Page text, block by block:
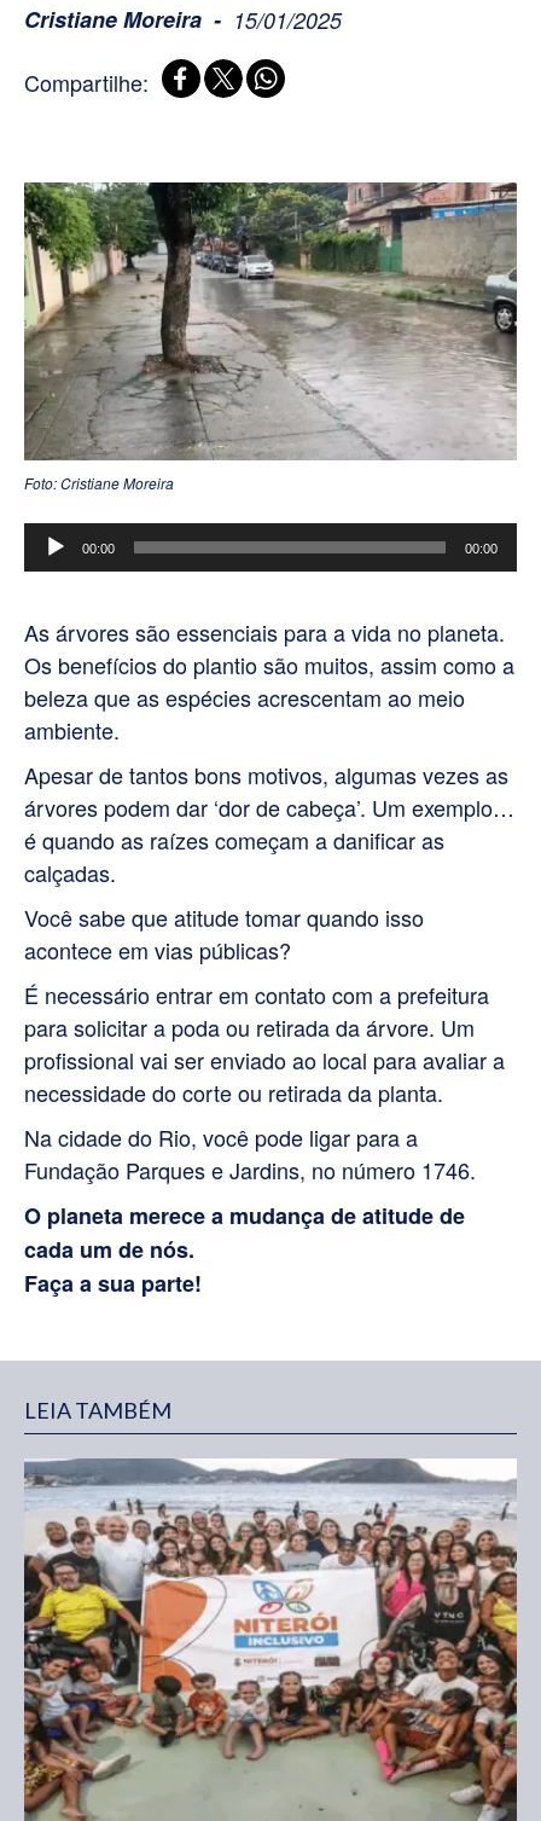
Cristiane Moreira 15/01/2025
Compartilhe:
Foto: Cristiane Moreira
Tocador
de
00:00 00:00
As árvores são essenciais para a vida no planeta.
Os benefícios do plantio são muitos, assim como a
beleza que as espécies acrescentam ao meio
ambiente.
Apesar de tantos bons motivos, algumas vezes as
árvores podem dar ‘dor de cabeça’. Um exemplo…
é quando as raízes começam a danificar as
calçadas.
Você sabe que atitude tomar quando isso
acontece em vias públicas?
É necessário entrar em contato com a prefeitura
para solicitar a poda ou retirada da árvore. Um
profissional vai ser enviado ao local para avaliar a
necessidade do corte ou retirada da planta.
Na cidade do Rio, você pode ligar para a
Fundação Parques e Jardins, no número 1746.
O planeta merece a mudança de atitude de
cada um de nós.
Faça a sua parte!
LEIA TAMBÉM